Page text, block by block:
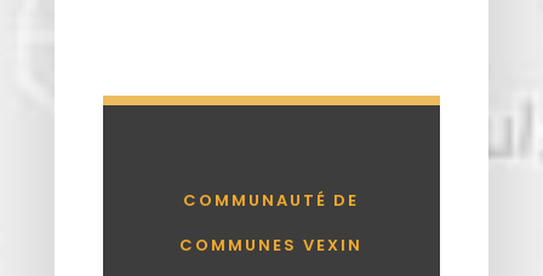
COMMUNAUTÉ DE
COMMUNES VEXIN